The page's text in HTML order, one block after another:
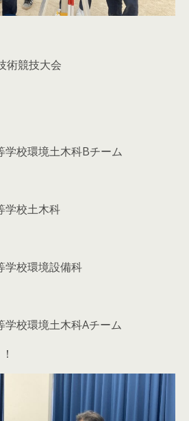
術競技大会
学校環境土木科Bチーム
学校土木科
学校環境設備科
学校環境土木科Aチーム